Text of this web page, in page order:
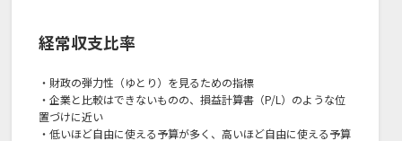
経常収支比率
・財政の弾力性（ゆとり）を見るための指標
・企業と比較はできないものの、損益計算書（P/L）のような位
置づけに近い
・低いほど自由に使える予算が多く、高いほど自由に使える予算